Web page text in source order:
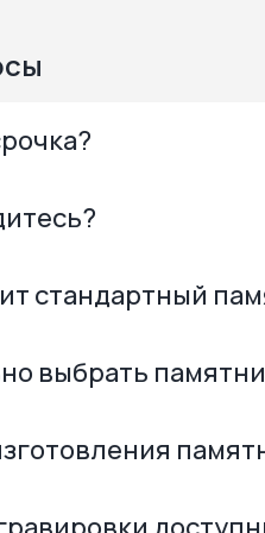
стандартный
выбрать